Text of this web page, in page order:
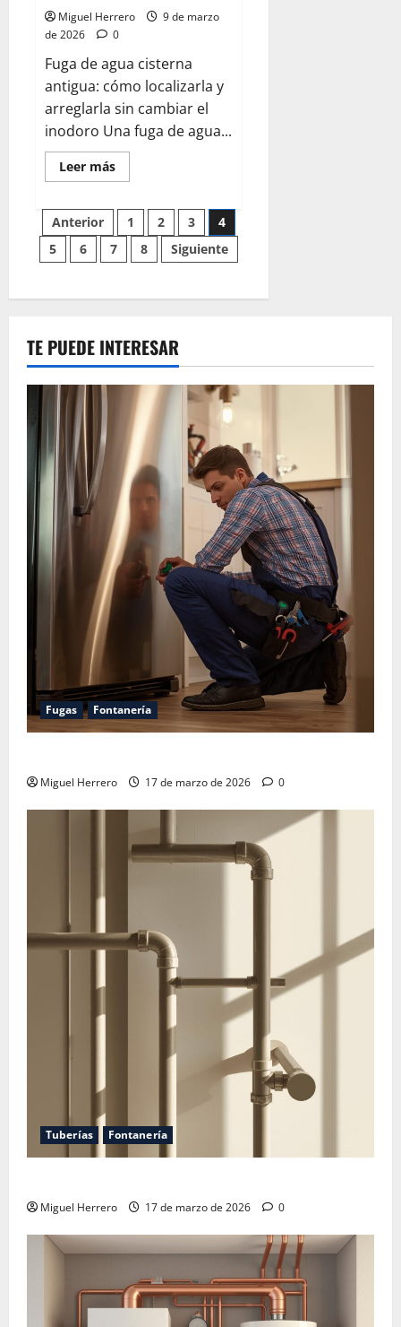
Miguel Herrero
9 de marzo
de 2026
0
Fuga de agua cisterna
antigua: cómo localizarla y
arreglarla sin cambiar el
inodoro Una fuga de agua...
Leer másLeer
más
Fuga
agua
en
cisterna
Paginación
de
entradas
Anterior 1 2 3
4
5
6 7 8 Siguiente
TE PUEDE INTERESAR
Fugas Fontanería
Miguel Herrero 17 de marzo de 2026 0
Tuberías Fontanería
Miguel Herrero 17 de marzo de 2026 0